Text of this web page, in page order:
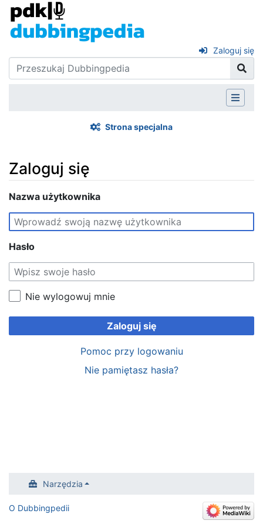
Zaloguj się
Strona specjalna
Zaloguj się
Skocz do:nawigacja,
Nazwa użytkownika
Hasło
Nie wylogowuj mnie
Zaloguj się
Pomoc przy logowaniu
Nie pamiętasz hasła?
Narzędzia
O Dubbingpedii